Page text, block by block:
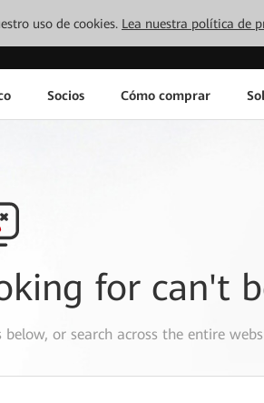
uso de cookies. Lea nuestra política de
Socios Cómo comprar
for can't
below, or search across the entire